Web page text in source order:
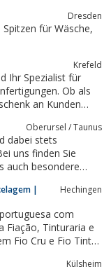
Dresden
für Wäsche,
Krefeld
Ihr Spezialist für
Ob als
um. Mit der von
Oberursel / Taunus
dabei stets
uns finden Sie
auch besondere
|
Hechingen
com
e
Külsheim